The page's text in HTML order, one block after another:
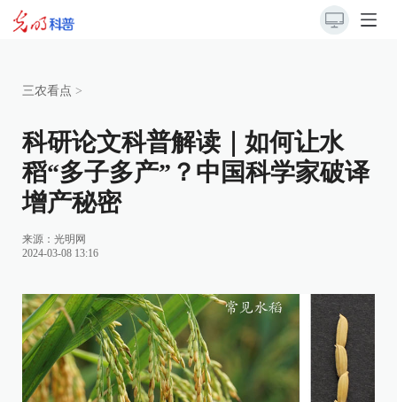
三农看点 >
科研论文科普解读｜如何让水
稻“多子多产”？中国科学家破译
增产秘密
来源： 光明网
2024-03-08 13:16